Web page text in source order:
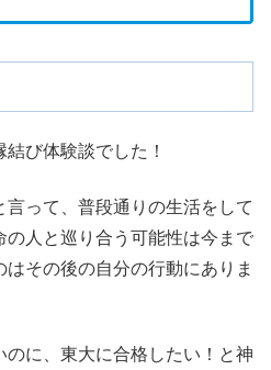
び体験談でした！
って、普段通りの生活をして
人と巡り合う可能性は今まで
その後の自分の行動にありま
に、東大に合格したい！と神